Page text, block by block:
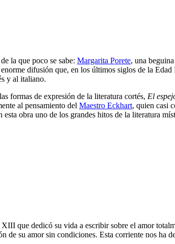
la que poco se sabe: Margarita Porete, una
difusión que, en los últimos siglos de la
y al italiano.
formas de expresión de la literatura cortés, El
al pensamiento del Maestro Eckhart, quien casi
obra uno de los grandes hitos de la literatura
que dedicó su vida a escribir sobre el amor
de su amor sin condiciones. Esta corriente nos